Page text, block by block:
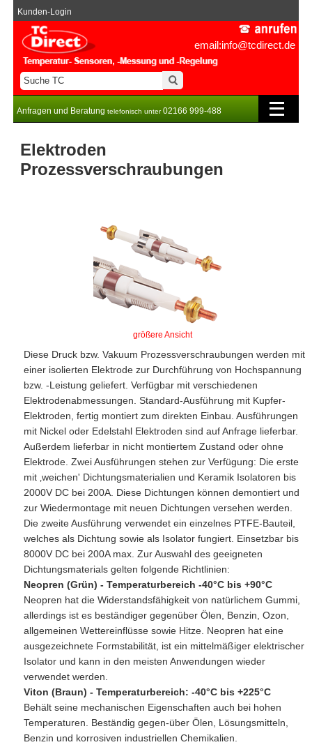
email:info@tcdirect.de
Kunden-Login
Anfragen und Beratung telefonisch unter02166 999-488
Elektroden
Prozessverschraubungen
größere Ansicht
Diese Druck bzw. Vakuum Prozessverschraubungen werden mit
einer isolierten Elektrode zur Durchführung von Hochspannung
bzw. -Leistung geliefert. Verfügbar mit verschiedenen
Elektrodenabmessungen. Standard-Ausführung mit Kupfer-
Elektroden, fertig montiert zum direkten Einbau. Ausführungen
mit Nickel oder Edelstahl Elektroden sind auf Anfrage lieferbar.
Außerdem lieferbar in nicht montiertem Zustand oder ohne
Elektrode. Zwei Ausführungen stehen zur Verfügung: Die erste
mit ‚weichen' Dichtungsmaterialien und Keramik Isolatoren bis
2000V DC bei 200A. Diese Dichtungen können demontiert und
zur Wiedermontage mit neuen Dichtungen versehen werden.
Die zweite Ausführung verwendet ein einzelnes PTFE-Bauteil,
welches als Dichtung sowie als Isolator fungiert. Einsetzbar bis
8000V DC bei 200A max. Zur Auswahl des geeigneten
Dichtungsmaterials gelten folgende Richtlinien:
Neopren (Grün) - Temperaturbereich -40°C bis +90°C
Neopren hat die Widerstandsfähigkeit von natürlichem Gummi,
allerdings ist es beständiger gegenüber Ölen, Benzin, Ozon,
allgemeinen Wettereinflüsse sowie Hitze. Neopren hat eine
ausgezeichnete Formstabilität, ist ein mittelmäßiger elektrischer
Isolator und kann in den meisten Anwendungen wieder
verwendet werden.
Viton (Braun) - Temperaturbereich: -40°C bis +225°C
Behält seine mechanischen Eigenschaften auch bei hohen
Temperaturen. Beständig gegen-über Ölen, Lösungsmitteln,
Benzin und korrosiven industriellen Chemikalien.